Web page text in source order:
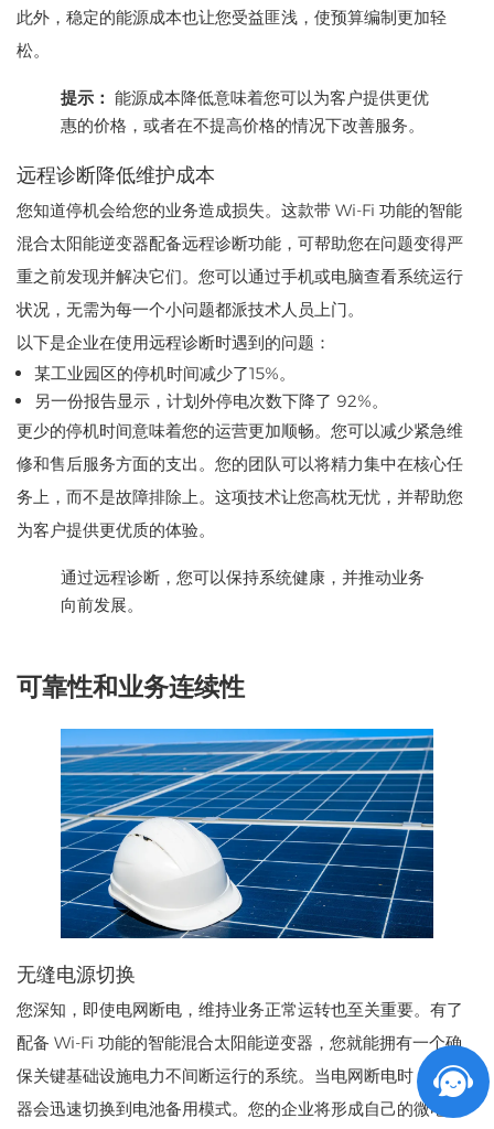
此外，稳定的能源成本也让您受益匪浅，使预算编制更加轻
松。
提示： 能源成本降低意味着您可以为客户提供更优
惠的价格，或者在不提高价格的情况下改善服务。
远程诊断降低维护成本
您知道停机会给您的业务造成损失。这款带 Wi-Fi 功能的智能
混合太阳能逆变器配备远程诊断功能，可帮助您在问题变得严
重之前发现并解决它们。您可以通过手机或电脑查看系统运行
状况，无需为每一个小问题都派技术人员上门。
以下是企业在使用远程诊断时遇到的问题：
某工业园区的停机时间减少了15%。
另一份报告显示，计划外停电次数下降了 92%。
更少的停机时间意味着您的运营更加顺畅。您可以减少紧急维
修和售后服务方面的支出。您的团队可以将精力集中在核心任
务上，而不是故障排除上。这项技术让您高枕无忧，并帮助您
为客户提供更优质的体验。
通过远程诊断，您可以保持系统健康，并推动业务
向前发展。
可靠性和业务连续性
无缝电源切换
您深知，即使电网断电，维持业务正常运转也至关重要。有了
配备 Wi-Fi 功能的智能混合太阳能逆变器，您就能拥有一个确
保关键基础设施电力不间断运行的系统。当电网断电时，逆变
器会迅速切换到电池备用模式。您的企业将形成自己的微电